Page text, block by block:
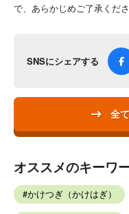
で、あらかじめご了承くださ
SNSにシェアする
全
オススメのキーワ
かけつぎ（かけはぎ）